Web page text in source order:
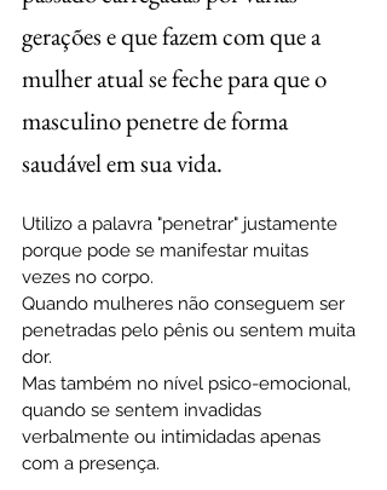
gerações e que fazem com que a
mulher atual se feche para que o
masculino penetre de forma
saudável em sua vida.
Utilizo a palavra "penetrar" justamente
porque pode se manifestar muitas
vezes no corpo.
Quando mulheres não conseguem ser
penetradas pelo pênis ou sentem muita
dor.
Mas também no nível psico-emocional,
quando se sentem invadidas
verbalmente ou intimidadas apenas
com a presença.